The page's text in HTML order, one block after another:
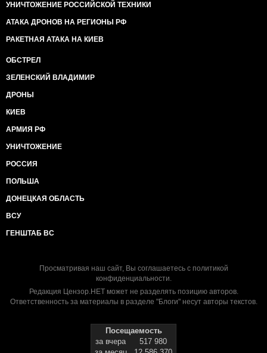
УНИЧТОЖЕНИЕ РОССИЙСКОЙ ТЕХНИКИ
АТАКА ДРОНОВ НА РЕГИОНЫ РФ
РАКЕТНАЯ АТАКА НА КИЕВ
ОБСТРЕЛ
ЗЕЛЕНСКИЙ ВЛАДИМИР
ДРОНЫ
КИЕВ
АРМИЯ РФ
УНИЧТОЖЕНИЕ
РОССИЯ
ПОЛЬША
ДОНЕЦКАЯ ОБЛАСТЬ
ВСУ
ГЕНШТАБ ВС
Просматривая наш сайт, Вы соглашаетесь с политикой
конфиденциальности.
Редакция Цензор.НЕТ может не разделять позицию авторов.
Ответственность за материалы в разделе "Блоги" несут авторы текстов.
Посещаемость
за вчера
517 980